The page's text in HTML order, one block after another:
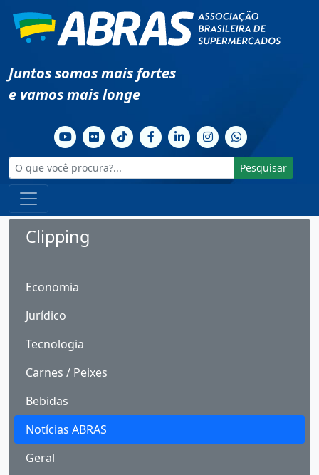
Juntos somos mais fortes
e vamos mais longe
Pesquisar
Clipping
Economia
Jurídico
Tecnologia
Carnes / Peixes
Bebidas
Notícias ABRAS
Geral